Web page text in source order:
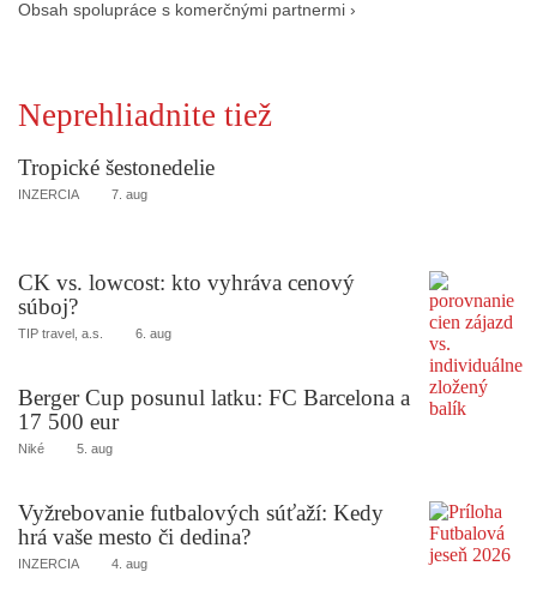
Obsah spolupráce s komerčnými partnermi ›
Neprehliadnite tiež
Tropické šestonedelie
INZERCIA 7. aug
CK vs. lowcost: kto vyhráva cenový
súboj?
TIP travel, a.s. 6. aug
Berger Cup posunul latku: FC Barcelona a
17 500 eur
Niké 5. aug
Vyžrebovanie futbalových súťaží: Kedy
hrá vaše mesto či dedina?
INZERCIA 4. aug